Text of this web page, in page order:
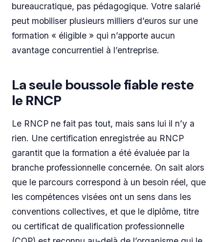
bureaucratique, pas pédagogique. Votre salarié
peut mobiliser plusieurs milliers d’euros sur une
formation « éligible » qui n’apporte aucun
avantage concurrentiel à l’entreprise.
La seule boussole fiable reste
le RNCP
Le RNCP ne fait pas tout, mais sans lui il n’y a
rien. Une certification enregistrée au RNCP
garantit que la formation a été évaluée par la
branche professionnelle concernée. On sait alors
que le parcours correspond à un besoin réel, que
les compétences visées ont un sens dans les
conventions collectives, et que le diplôme, titre
ou certificat de qualification professionnelle